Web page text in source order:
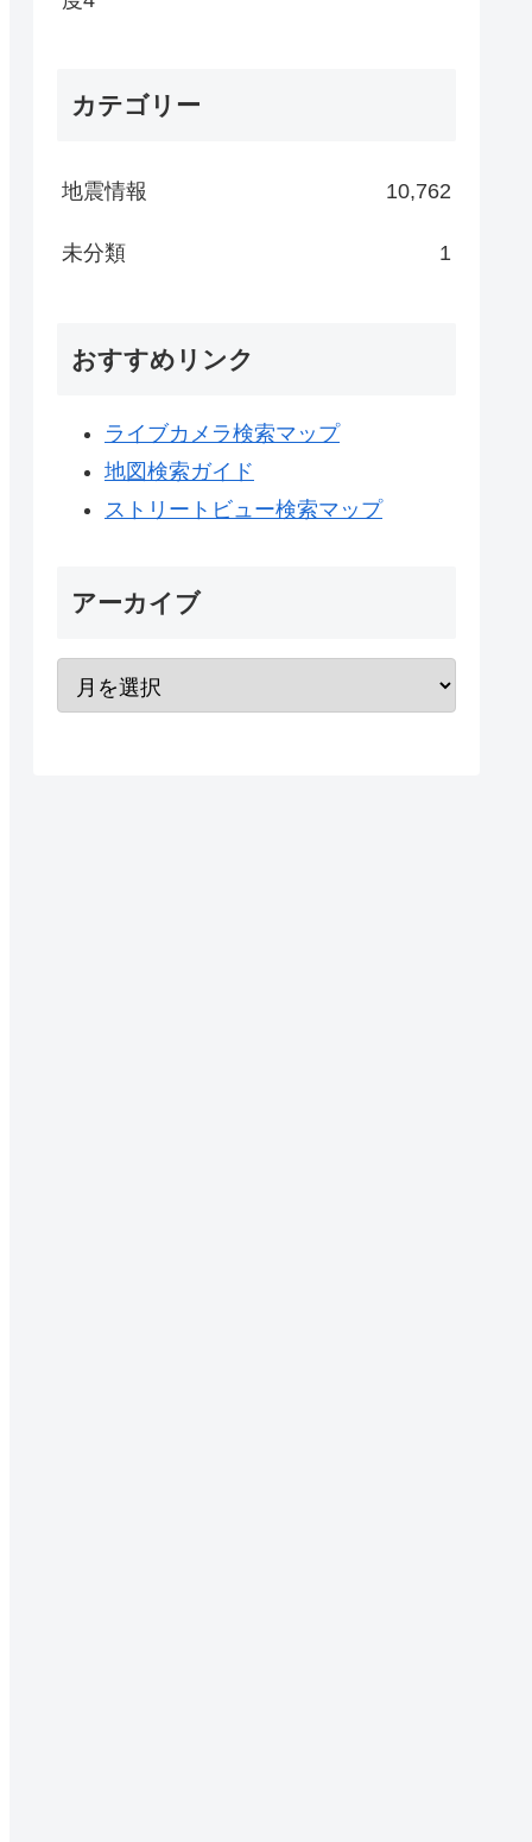
カテゴリー
地震情報 10,762
未分類 1
おすすめリンク
ライブカメラ検索マップ
地図検索ガイド
ストリートビュー検索マップ
アーカイブ